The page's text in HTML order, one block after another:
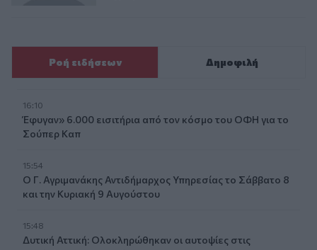
Ροή ειδήσεων Δημοφιλή
16:10
Έφυγαν» 6.000 εισιτήρια από τον κόσμο του ΟΦΗ για το
Σούπερ Καπ
15:54
Ο Γ. Αγριμανάκης Αντιδήμαρχος Υπηρεσίας το Σάββατο 8
και την Κυριακή 9 Αυγούστου
15:48
Δυτική Αττική: Ολοκληρώθηκαν οι αυτοψίες στις